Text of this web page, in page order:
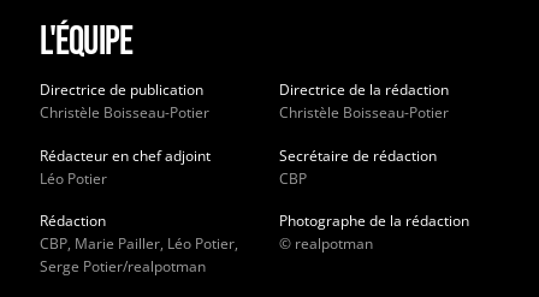
L'équipe
Directrice de publication
Christèle Boisseau-Potier
Directrice de la rédaction
Christèle Boisseau-Potier
Rédacteur en chef adjoint
Léo Potier
Secrétaire de rédaction
CBP
Rédaction
CBP, Marie Pailler, Léo Potier,
Serge Potier/realpotman
Photographe de la rédaction
© realpotman